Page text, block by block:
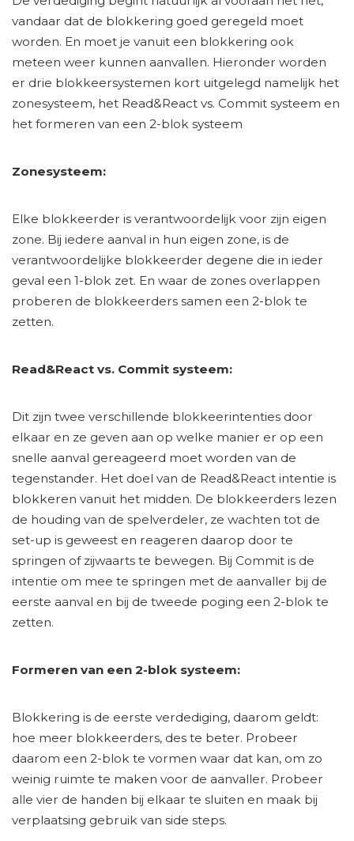
vandaar dat de blokkering goed geregeld moet
worden. En moet je vanuit een blokkering ook
meteen weer kunnen aanvallen. Hieronder worden
er drie blokkeersystemen kort uitgelegd namelijk het
zonesysteem, het Read&React vs. Commit systeem en
het formeren van een 2-blok systeem
Zonesysteem:
Elke blokkeerder is verantwoordelijk voor zijn eigen
zone. Bij iedere aanval in hun eigen zone, is de
verantwoordelijke blokkeerder degene die in ieder
geval een 1-blok zet. En waar de zones overlappen
proberen de blokkeerders samen een 2-blok te
zetten.
Read&React vs. Commit systeem:
Dit zijn twee verschillende blokkeerintenties door
elkaar en ze geven aan op welke manier er op een
snelle aanval gereageerd moet worden van de
tegenstander. Het doel van de Read&React intentie is
blokkeren vanuit het midden. De blokkeerders lezen
de houding van de spelverdeler, ze wachten tot de
set-up is geweest en reageren daarop door te
springen of zijwaarts te bewegen. Bij Commit is de
intentie om mee te springen met de aanvaller bij de
eerste aanval en bij de tweede poging een 2-blok te
zetten.
Formeren van een 2-blok systeem:
Blokkering is de eerste verdediging, daarom geldt:
hoe meer blokkeerders, des te beter. Probeer
daarom een 2-blok te vormen waar dat kan, om zo
weinig ruimte te maken voor de aanvaller. Probeer
alle vier de handen bij elkaar te sluiten en maak bij
verplaatsing gebruik van side steps.